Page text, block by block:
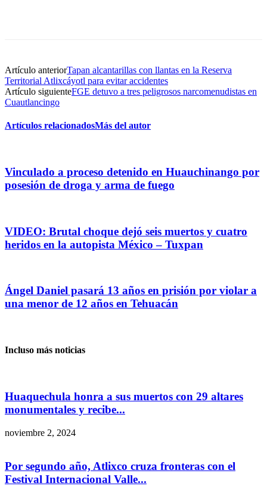
Artículo anteriorTapan alcantarillas con llantas en la Reserva
Territorial Atlixcáyotl para evitar accidentes
Artículo siguienteFGE detuvo a tres peligrosos narcomenudistas en
Cuautlancingo
Artículos relacionadosMás del autor
Vinculado a proceso detenido en Huauchinango por
posesión de droga y arma de fuego
VIDEO: Brutal choque dejó seis muertos y cuatro
heridos en la autopista México – Tuxpan
Ángel Daniel pasará 13 años en prisión por violar a
una menor de 12 años en Tehuacán
Incluso más noticias
Huaquechula honra a sus muertos con 29 altares
monumentales y recibe...
noviembre 2, 2024
Por segundo año, Atlixco cruza fronteras con el
Festival Internacional Valle...